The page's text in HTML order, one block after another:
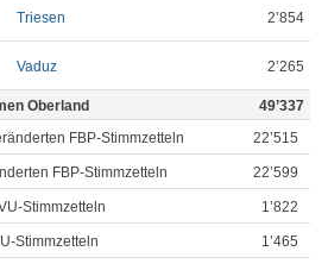
Triesen 2’854
Vaduz 2’265
Oberland
49’337
FBP-Stimmzetteln
22’515
FBP-Stimmzetteln 22’599
Stimmzetteln 1’822
Stimmzetteln 1’465